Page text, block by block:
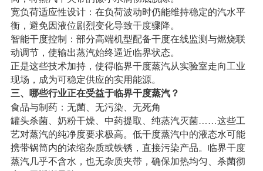
宽负荷适应性设计：在负荷波动时仍能维持稳定的汽水平
衡，避免因液位剧烈变化导致干度骤降。
智能干度控制：部分高端机型配备干度在线监测与燃烧联
动调节，使输出蒸汽始终逼近临界状态。
正是这些技术加持，使得临界干度蒸汽从实验室走向工业
现场，成为可稳定供应的实用能源。
三、哪些行业正在受益于临界干度蒸汽？
食品与制药：无菌、无污染、无死角
罐头杀菌、奶粉干燥、中药提取、纯蒸汽灭菌……这些工
艺对蒸汽的纯净度要求极高。低干度蒸汽中的液态水可能
携带锅筒内的浓缩杂质或铁锈，直接污染产品。临界干度
蒸汽几乎不含水，也无杂质夹带，确保加热均匀、杀菌彻